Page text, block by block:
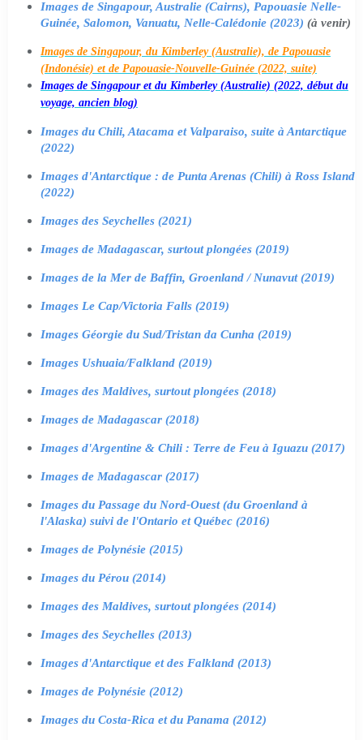
Images de Singapour, Australie (Cairns), Papouasie Nelle-
Guinée, Salomon, Vanuatu, Nelle-Calédonie (2023) (à venir)
Images de Singapour, du Kimberley (Australie), de Papouasie
(Indonésie) et de Papouasie-Nouvelle-Guinée (2022, suite)
Images de Singapour et du Kimberley (Australie) (2022, début du
voyage, ancien blog)
Images du Chili, Atacama et Valparaiso, suite à Antarctique
(2022)
Images d'Antarctique : de Punta Arenas (Chili) à Ross Island
(2022)
Images des Seychelles (2021)
Images de Madagascar, surtout plongées (2019)
Images de la Mer de Baffin, Groenland / Nunavut (2019)
Images Le Cap/Victoria Falls (2019)
Images Géorgie du Sud/Tristan da Cunha (2019)
Images Ushuaia/Falkland (2019)
Images des Maldives, surtout plongées (2018)
Images de Madagascar (2018)
Images d'Argentine & Chili : Terre de Feu à Iguazu (2017)
Images de Madagascar (2017)
Images du Passage du Nord-Ouest (du Groenland à
l'Alaska) suivi de l'Ontario et Québec (2016)
Images de Polynésie (2015)
Images du Pérou (2014)
Images des Maldives, surtout plongées (2014)
Images des Seychelles (2013)
Images d'Antarctique et des Falkland (2013)
Images de Polynésie (2012)
Images du Costa-Rica et du Panama (2012)